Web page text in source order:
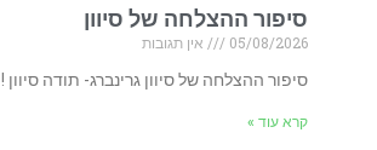
סיפור ההצלחה של סיוון
05/08/2026
אין תגובות
סיפור ההצלחה של סיוון גרינברג- תודה סיוון !
קרא עוד »